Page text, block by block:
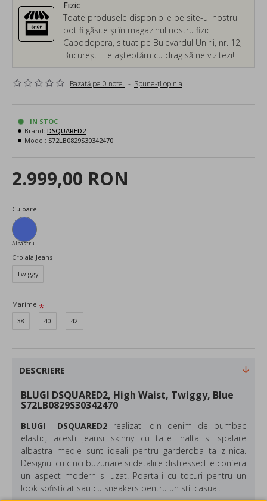
Fizic
Toate produsele disponibile pe site-ul nostru
pot fi găsite și în magazinul nostru fizic
Capodopera, situat pe Bulevardul Unirii, nr. 12,
București. Te așteptăm cu drag să ne vizitezi!
Bazată pe 0 note. - Spune-ţi opinia
2.999,00 RON
IN STOC
Brand: DSQUARED2
Model: S72LB0829S30342470
Culoare
Albastru
Croiala Jeans
Twiggy
Marime
38
40 42
DESCRIERE
BLUGI DSQUARED2, High Waist, Twiggy, Blue
S72LB0829S30342470
BLUGI DSQUARED2 realizati din denim de bumbac
elastic, acesti jeansi skinny cu talie inalta si spalare
albastra medie sunt ideali pentru garderoba ta zilnica.
Designul cu cinci buzunare si detaliile distressed le confera
un aspect modern si uzat. Poarta-i cu tocuri pentru un
look sofisticat sau cu sneakers pentru un stil casual.